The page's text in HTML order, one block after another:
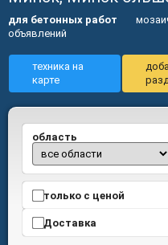
для бетонных работ
объявлений
техника на
карте
область
только с ценой
Доставка